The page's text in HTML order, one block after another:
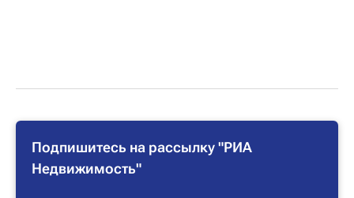
Подпишитесь на рассылку "РИА
Недвижимость"